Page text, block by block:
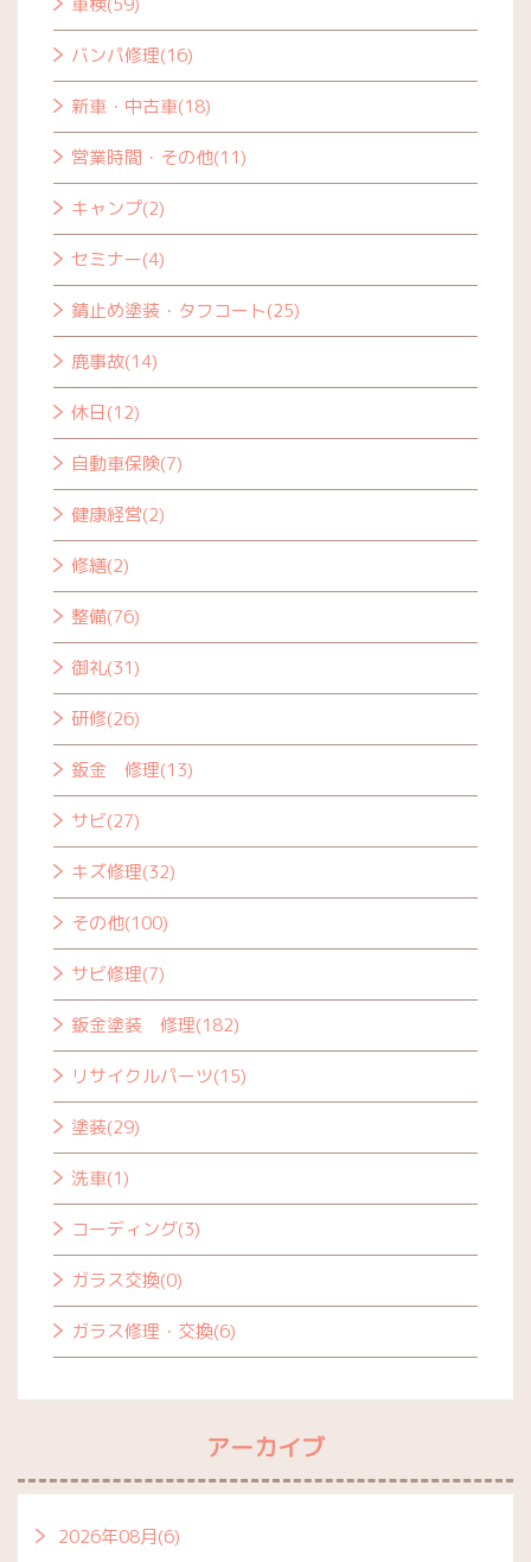
バンパ修理(16)
新車・中古車(18)
営業時間・その他(11)
キャンプ(2)
セミナー(4)
錆止め塗装・タフコート(25)
鹿事故(14)
休日(12)
自動車保険(7)
健康経営(2)
修繕(2)
整備(76)
御礼(31)
研修(26)
鈑金 修理(13)
サビ(27)
キズ修理(32)
その他(100)
サビ修理(7)
鈑金塗装 修理(182)
リサイクルパーツ(15)
塗装(29)
洗車(1)
コーディング(3)
ガラス交換(0)
ガラス修理・交換(6)
アーカイブ
2026年08月(6)